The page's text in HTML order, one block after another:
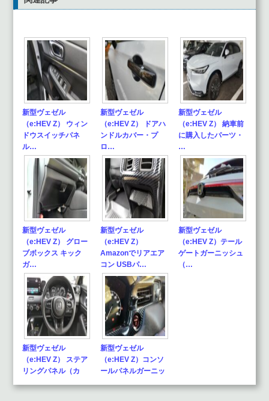
新型ヴェゼル
（e:HEV Z） ウィン
ドウスイッチパネ
ル…
新型ヴェゼル
（e:HEV Z） ドアハ
ンドルカバー・プ
ロ…
新型ヴェゼル
（e:HEV Z） 納車前
に購入したパーツ・
…
新型ヴェゼル
（e:HEV Z） グロー
ブボックス キック
ガ…
新型ヴェゼル
（e:HEV Z）
Amazonでリアエア
コン USBパ…
新型ヴェゼル
（e:HEV Z）テール
ゲートガーニッシュ
（…
新型ヴェゼル
（e:HEV Z） ステア
リングパネル（カ
新型ヴェゼル
（e:HEV Z）コンソ
ールパネルガーニッ